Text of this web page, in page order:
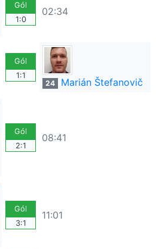
Gól
1:0
02:34
Gól
1:1
24
Marián Štefanovič
Gól
2:1
08:41
Gól
3:1
11:01